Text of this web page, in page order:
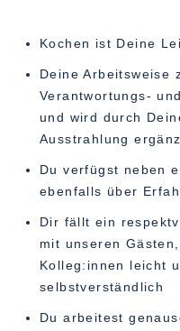
Kochen ist Deine
Deine Arbeitsweise
Verantwortungs-
und wird durch
Ausstrahlung
Du verfügst neben
ebenfalls über
Dir fällt ein
mit unseren
Kolleg:innen leicht
selbstverständlich
Du arbeitest